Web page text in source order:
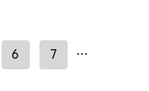
6 7 …